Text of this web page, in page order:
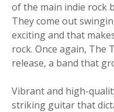
of the main indie rock
They come out
exciting and that
rock. Once again,
release, a band that
Vibrant and high-
striking guitar that